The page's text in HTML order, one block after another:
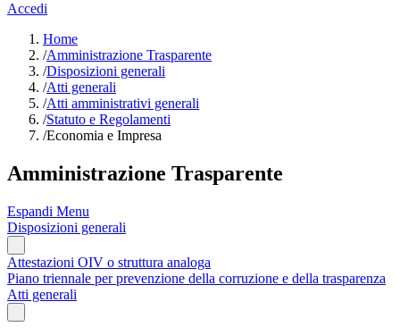
Accedi
Home
/Amministrazione Trasparente
/Disposizioni generali
/Atti generali
/Atti amministrativi generali
/Statuto e Regolamenti
/Economia e Impresa
Amministrazione Trasparente
Espandi Menu
Disposizioni generali
Attestazioni OIV o struttura analoga
Piano triennale per prevenzione della corruzione e della trasparenza
Atti generali